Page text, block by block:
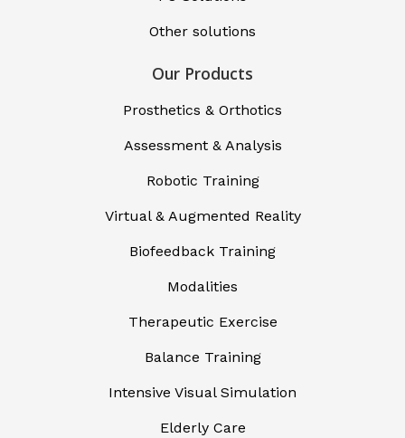
Other solutions
Our Products
Prosthetics & Orthotics
Assessment & Analysis
Robotic Training
Virtual & Augmented Reality
Biofeedback Training
Modalities
Therapeutic Exercise
Balance Training
Intensive Visual Simulation
Elderly Care